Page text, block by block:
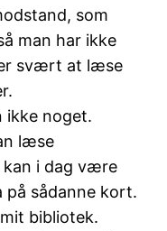
som
man har ikke
svært at læse
ikke noget.
læse
kan i dag være
sådanne kort.
bibliotek.